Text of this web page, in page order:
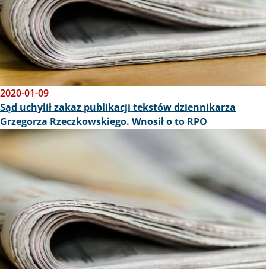
2020-01-09
Sąd uchylił zakaz publikacji tekstów dziennikarza
Grzegorza Rzeczkowskiego. Wnosił o to RPO
Obraz